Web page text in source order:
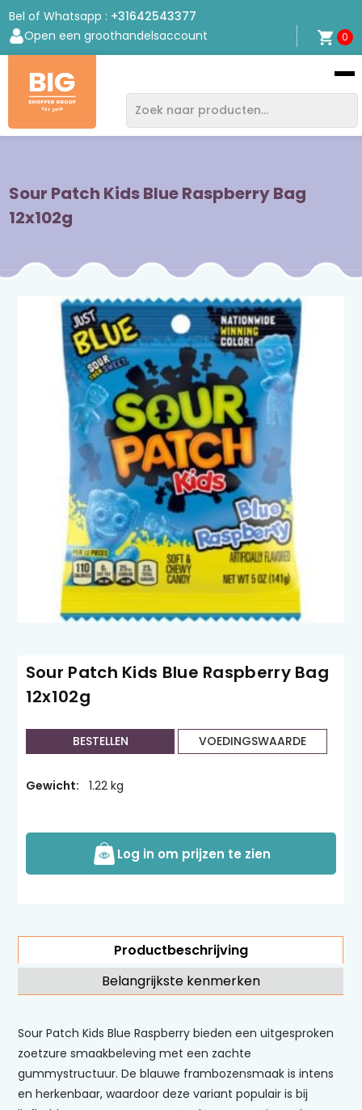
Bel of Whatsapp : +31642543377
Open een groothandelsaccount
0
Bigshopper
Group
Sour Patch Kids Blue Raspberry Bag
12x102g
Sour Patch Kids Blue Raspberry Bag
12x102g
BESTELLEN VOEDINGSWAARDE
Gewicht: 1.22 kg
Log in om prijzen te zien
Productbeschrijving
Sour Patch Kids Blue Raspberry bieden een uitgesproken
zoetzure smaakbeleving met een zachte
gummystructuur. De blauwe frambozensmaak is intens
en herkenbaar, waardoor deze variant populair is bij
Belangrijkste kenmerken